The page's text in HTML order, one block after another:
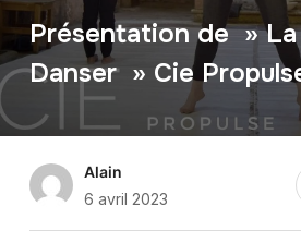
Présentation de »
Danser » Cie
Alain
6 avril 2023